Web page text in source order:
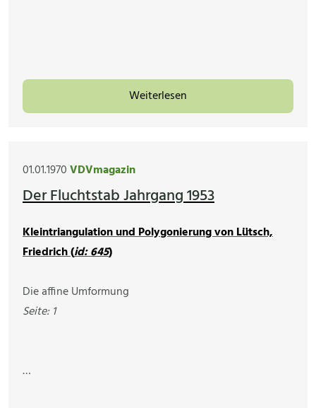
Weiterlesen
01.01.1970VDVmagazin
Der Fluchtstab Jahrgang 1953
Kleintriangulation und Polygonierung von Lütsch,
Friedrich (id: 645)
Die affine Umformung
Seite: 1
…